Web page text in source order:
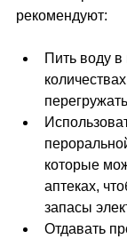
рекомендуют:
Пить воду
которые
аптеках,
запасы
Отдавать